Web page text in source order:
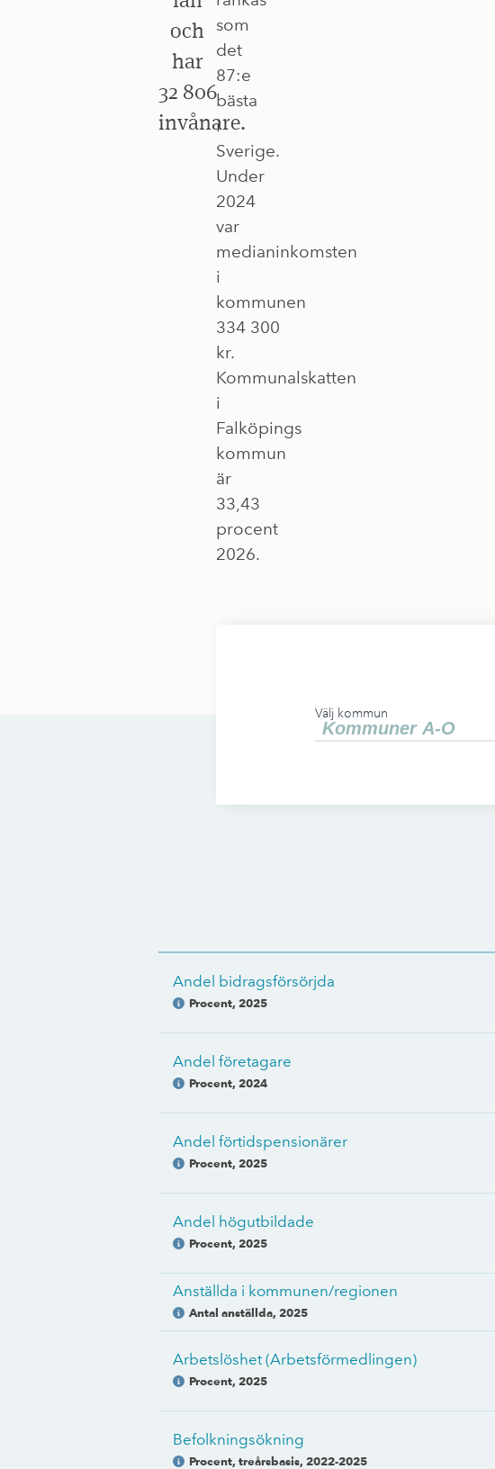
och
har
32 806
invånare.
som
det
87:e
bästa
i
Sverige.
Under
2024
var
medianinkomsten
i
kommunen
334 300
kr.
Kommunalskatten
i
Falköpings
kommun
är
33,43
procent
2026.
Välj kommun
Andel bidragsförsörjda
Procent, 2025
Andel företagare
Procent, 2024
Andel förtidspensionärer
Procent, 2025
Andel högutbildade
Procent, 2025
Anställda i kommunen/regionen
Antal anställda, 2025
Arbetslöshet (Arbetsförmedlingen)
Procent, 2025
Befolkningsökning
Procent, treårsbasis, 2022-2025